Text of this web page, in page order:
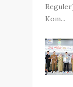
Kom...